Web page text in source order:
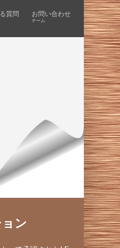
質問 お問い合わせ
チーム
ン